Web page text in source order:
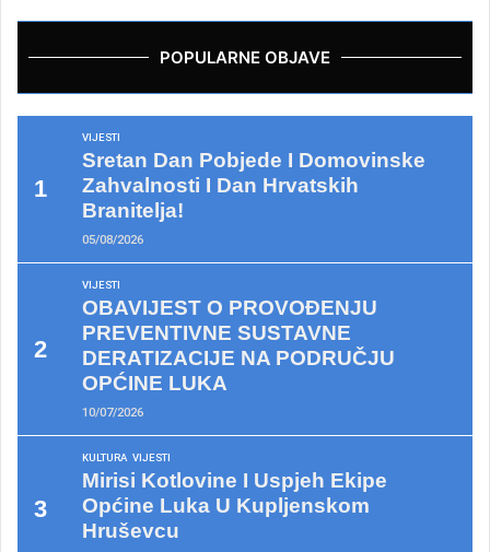
POPULARNE OBJAVE
VIJESTI
Sretan Dan Pobjede I Domovinske
Zahvalnosti I Dan Hrvatskih
Branitelja!
05/08/2026
VIJESTI
OBAVIJEST O PROVOĐENJU
PREVENTIVNE SUSTAVNE
DERATIZACIJE NA PODRUČJU
OPĆINE LUKA
10/07/2026
KULTURA VIJESTI
Mirisi Kotlovine I Uspjeh Ekipe
Općine Luka U Kupljenskom
Hruševcu